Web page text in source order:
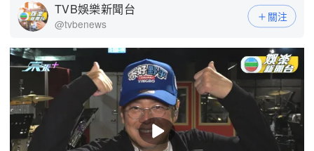
TVB娛樂新聞台
@tvbenews
關注